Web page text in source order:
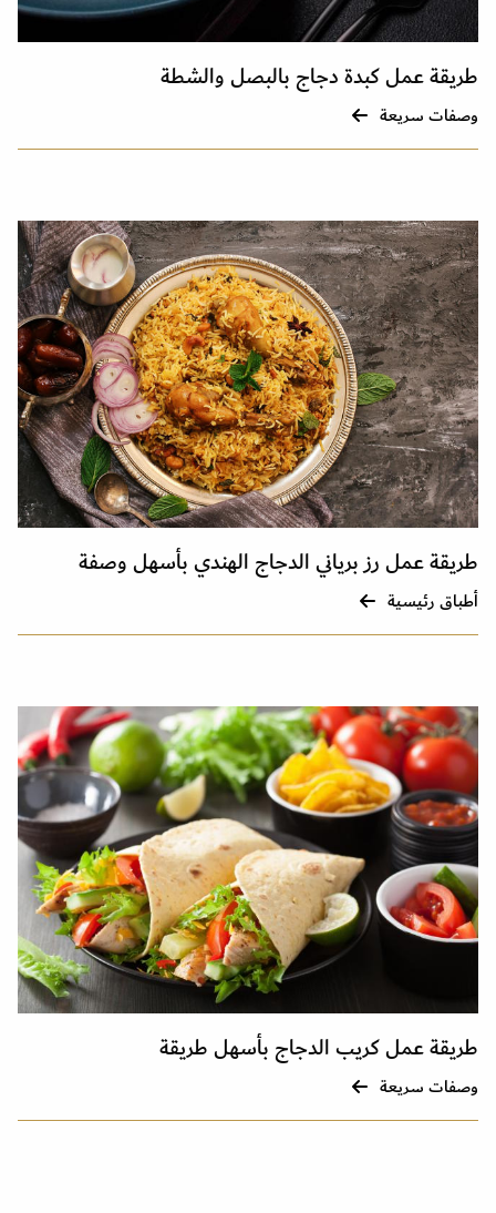
طريقة عمل كبدة دجاج بالبصل والشطة
وصفات سريعة
طريقة عمل رز برياني الدجاج الهندي بأسهل وصفة
أطباق رئيسية
طريقة عمل كريب الدجاج بأسهل طريقة
وصفات سريعة